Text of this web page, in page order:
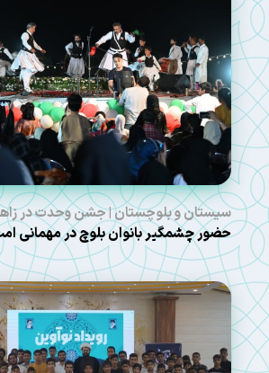
سیستان و بلوچستان | جشن وحدت در
حضور چشمگیر بانوان بلوچ در مهمانی